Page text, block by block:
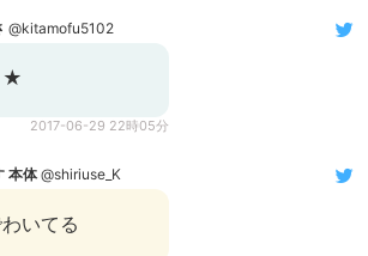
@kitamofu5102
★
2017-06-29 22時05分
本体@shiriuse_K
いてる